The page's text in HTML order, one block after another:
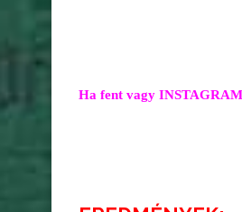
Ha fent vagy